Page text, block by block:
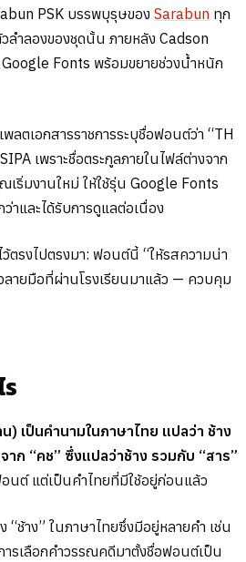
PSK บรรพบุรุษของ Sarabun ทุก
ำลองของชุดนั้น ภายหลัง Cadson
Fonts พร้อมขยายช่วงน้ำหนัก
ลตเอกสารราชการระบุชื่อฟอนต์ว่า “TH
เพราะชื่อตระกูลภายในไฟล์ต่างจาก
ริ่มงานใหม่ ให้ใช้รุ่น Google Fonts
าและได้รับการดูแลต่อเนื่อง
ว้ตรงไปตรงมา: ฟอนต์นี้ “ให้รสความน่า
ายมือที่ผ่านโรงเรียนมาแล้ว — ควบคุม
) เป็นคำนามในภาษาไทย แปลว่า ช้าง
ก “คช” ซึ่งแปลว่าช้าง รวมกับ “สาร”
นต์ แต่เป็นคำไทยที่มีใช้อยู่ก่อนแล้ว
ช้าง” ในภาษาไทยซึ่งมีอยู่หลายคำ เช่น
ารเลือกคำวรรณคดีมาตั้งชื่อฟอนต์เป็น